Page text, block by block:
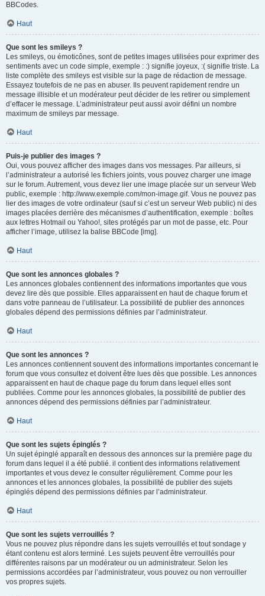
BBCodes.
Haut
Que sont les smileys ?
Les smileys, ou émoticônes, sont de petites images utilisées pour exprimer des
sentiments avec un code simple, exemple : :) signifie joyeux, :( signifie triste. La
liste complète des smileys est visible sur la page de rédaction de message.
Essayez toutefois de ne pas en abuser. Ils peuvent rapidement rendre un
message illisible et un modérateur peut décider de les retirer ou simplement
d’effacer le message. L’administrateur peut aussi avoir défini un nombre
maximum de smileys par message.
Haut
Puis-je publier des images ?
Oui, vous pouvez afficher des images dans vos messages. Par ailleurs, si
l’administrateur a autorisé les fichiers joints, vous pouvez charger une image
sur le forum. Autrement, vous devez lier une image placée sur un serveur Web
public, exemple : http://www.exemple.com/mon-image.gif. Vous ne pouvez pas
lier des images de votre ordinateur (sauf si c’est un serveur Web public) ni des
images placées derrière des mécanismes d’authentification, exemple : boîtes
aux lettres Hotmail ou Yahoo!, sites protégés par un mot de passe, etc. Pour
afficher l’image, utilisez la balise BBCode [img].
Haut
Que sont les annonces globales ?
Les annonces globales contiennent des informations importantes que vous
devez lire dès que possible. Elles apparaissent en haut de chaque forum et
dans votre panneau de l’utilisateur. La possibilité de publier des annonces
globales dépend des permissions définies par l’administrateur.
Haut
Que sont les annonces ?
Les annonces contiennent souvent des informations importantes concernant le
forum que vous consultez et doivent être lues dès que possible. Les annonces
apparaissent en haut de chaque page du forum dans lequel elles sont
publiées. Comme pour les annonces globales, la possibilité de publier des
annonces dépend des permissions définies par l’administrateur.
Haut
Que sont les sujets épinglés ?
Un sujet épinglé apparaît en dessous des annonces sur la première page du
forum dans lequel il a été publié. il contient des informations relativement
importantes et vous devez le consulter régulièrement. Comme pour les
annonces et les annonces globales, la possibilité de publier des sujets
épinglés dépend des permissions définies par l’administrateur.
Haut
Que sont les sujets verrouillés ?
Vous ne pouvez plus répondre dans les sujets verrouillés et tout sondage y
étant contenu est alors terminé. Les sujets peuvent être verrouillés pour
différentes raisons par un modérateur ou un administrateur. Selon les
permissions accordées par l’administrateur, vous pouvez ou non verrouiller
vos propres sujets.